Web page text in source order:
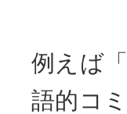
例えば
語的コ